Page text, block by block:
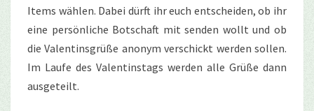
Items wählen. Dabei dürft ihr euch entscheiden, ob ihr
eine persönliche Botschaft mit senden wollt und ob
die Valentinsgrüße anonym verschickt werden sollen.
Im Laufe des Valentinstags werden alle Grüße dann
ausgeteilt.